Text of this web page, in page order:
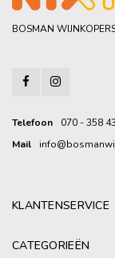
BOSMAN
Telefoon
070 - 358
Mail
KLANTENSERVICE
CATEGORIEËN